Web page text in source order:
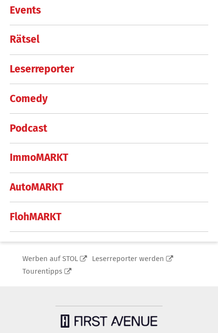
Events
Rätsel
Leserreporter
Comedy
Podcast
ImmoMARKT
AutoMARKT
FlohMARKT
Werben auf STOL
Leserreporter werden
Tourentipps